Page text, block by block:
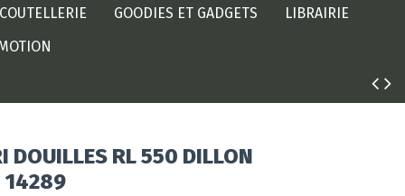
COUTELLERIE GOODIES ET GADGETS
LIBRAIRIE
DOUILLES RL 550 DILLON
14289